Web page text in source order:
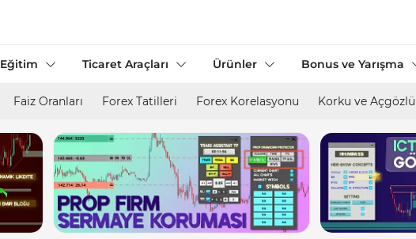
Eğitim Ticaret Araçları Ürünler Bonus ve Yarışma
Faiz Oranları Forex Tatilleri Forex Korelasyonu Korku ve